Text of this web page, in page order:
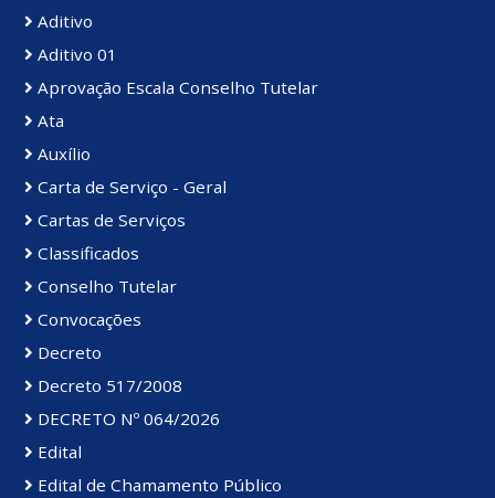
Aditivo
Aditivo 01
Aprovação Escala Conselho Tutelar
Ata
Auxílio
Carta de Serviço - Geral
Cartas de Serviços
Classificados
Conselho Tutelar
Convocações
Decreto
Decreto 517/2008
DECRETO Nº 064/2026
Edital
Edital de Chamamento Público